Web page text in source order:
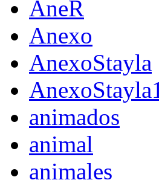
AneR
Anexo
AnexoStayla
animados
animal
animales